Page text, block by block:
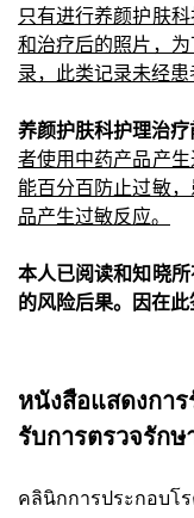
只有进行养颜护肤
和治疗后的照片，
录，此类记录未经患
养颜护肤科护理治疗
者使用中药产品产
能百分百防止过敏
品产生过敏反应。
本人已阅读和知晓
的风险后果。因在此
หนังสือแสดงกา
รับการตรวจรัก
คลินิกการประกอบโ